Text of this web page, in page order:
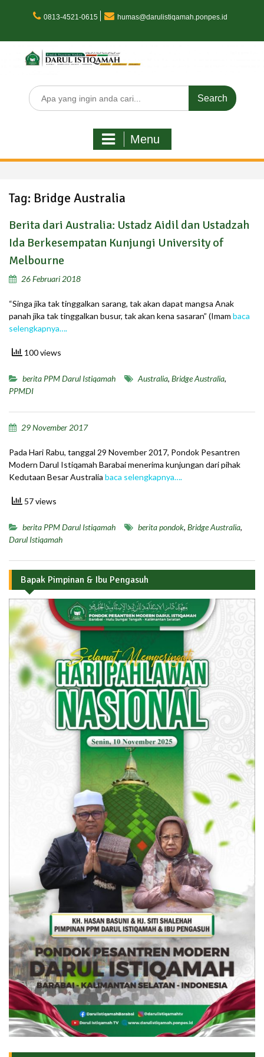
0813-4521-0615 humas@darulistiqamah.ponpes.id
Search
for:
Menu
Tag: Bridge Australia
Berita dari Australia: Ustadz Aidil dan Ustadzah
Ida Berkesempatan Kunjungi University of
Melbourne
26 Februari 2018
“Singa jika tak tinggalkan sarang, tak akan dapat mangsa Anak
panah jika tak tinggalkan busur, tak akan kena sasaran” (Imam baca
selengkapnya….
100 views
berita PPM Darul Istiqamah Australia, Bridge Australia,
PPMDI
29 November 2017
Pada Hari Rabu, tanggal 29 November 2017, Pondok Pesantren
Modern Darul Istiqamah Barabai menerima kunjungan dari pihak
Kedutaan Besar Australia baca selengkapnya….
57 views
berita PPM Darul Istiqamah berita pondok, Bridge Australia,
Darul Istiqamah
Bapak Pimpinan & Ibu Pengasuh